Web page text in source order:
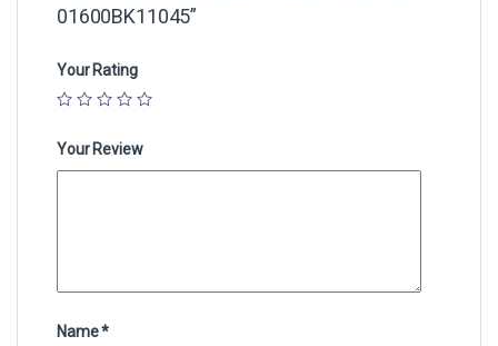
01600BK11045”
Your Rating
Your Review
Name*